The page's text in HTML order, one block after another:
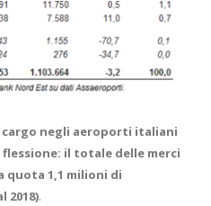
cargo negli aeroporti italiani
il totale delle merci
1,1 milioni di
2018).